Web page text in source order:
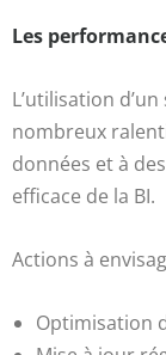
Les
L’utilisation
nombreux
données et à
efficace de la BI.
Actions à
Optimisation